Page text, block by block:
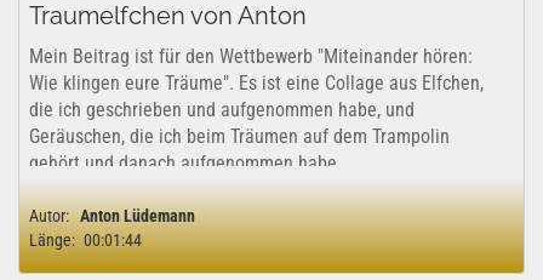
Traumelfchen von Anton
Mein Beitrag ist für den Wettbewerb "Miteinander hören:
Wie klingen eure Träume". Es ist eine Collage aus Elfchen,
die ich geschrieben und aufgenommen habe, und
Geräuschen, die ich beim Träumen auf dem Trampolin
gehört und danach aufgenommen habe.
Autor: Anton Lüdemann
Länge: 00:01:44